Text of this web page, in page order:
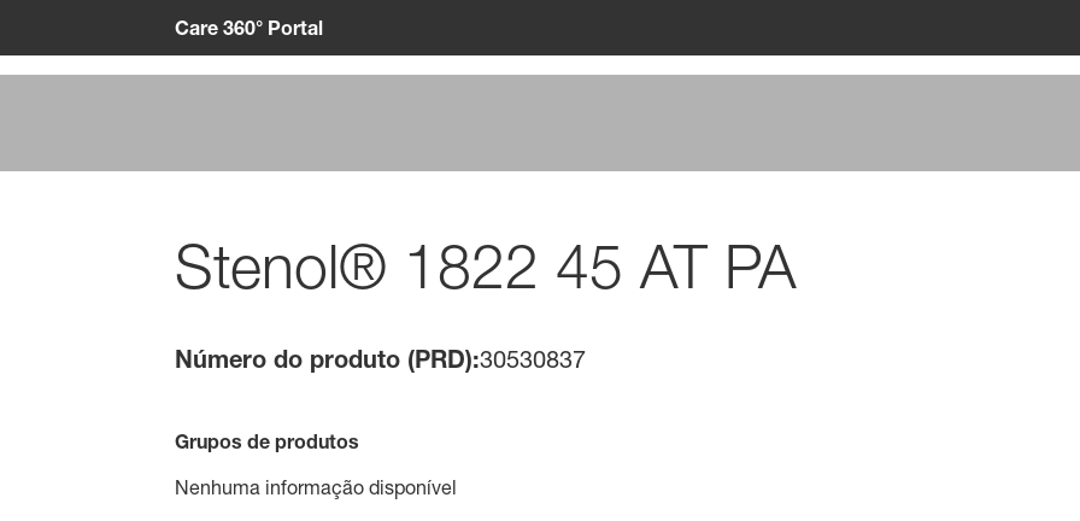
Care 360° Portal
Stenol® 1822 45 AT PA
Número do produto (PRD):30530837
Grupos de produtos
Nenhuma informação disponível